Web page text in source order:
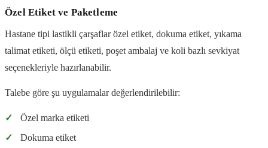
Özel Etiket ve Paketleme
Hastane tipi lastikli çarşaflar özel etiket, dokuma etiket, yıkama
talimat etiketi, ölçü etiketi, poşet ambalaj ve koli bazlı sevkiyat
seçenekleriyle hazırlanabilir.
Talebe göre şu uygulamalar değerlendirilebilir:
✓
Özel marka etiketi
✓
Dokuma etiket